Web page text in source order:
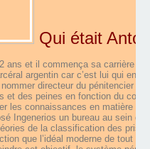
Qui était
ans et il commença sa carrière
argentin car c’est lui qui
directeur du pénitencier
et des peines en fonction du
les connaissances en matière
Ingenerios un bureau au sein
de la classification des
que l’idéal moderne de tout